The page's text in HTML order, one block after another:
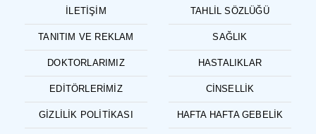
İLETIŞIM
TANITIM VE REKLAM
DOKTORLARIMIZ
EDITÖRLERIMIZ
GIZLILIK POLITIKASI
TAHLIL SÖZLÜĞÜ
SAĞLIK
HASTALIKLAR
CINSELLIK
HAFTA HAFTA GEBELIK